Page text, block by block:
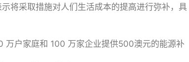
将采取措施对人们生活成本的提高进行弥补，具
万户家庭和 100 万家企业提供500澳元的能源补